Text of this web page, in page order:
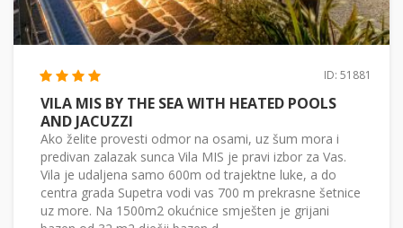
ID: 51881
VILA MIS BY THE SEA WITH HEATED POOLS
AND JACUZZI
Ako želite provesti odmor na osami, uz šum mora i
predivan zalazak sunca Vila MIS je pravi izbor za Vas.
Vila je udaljena samo 600m od trajektne luke, a do
centra grada Supetra vodi vas 700 m prekrasne šetnice
uz more. Na 1500m2 okućnice smješten je grijani